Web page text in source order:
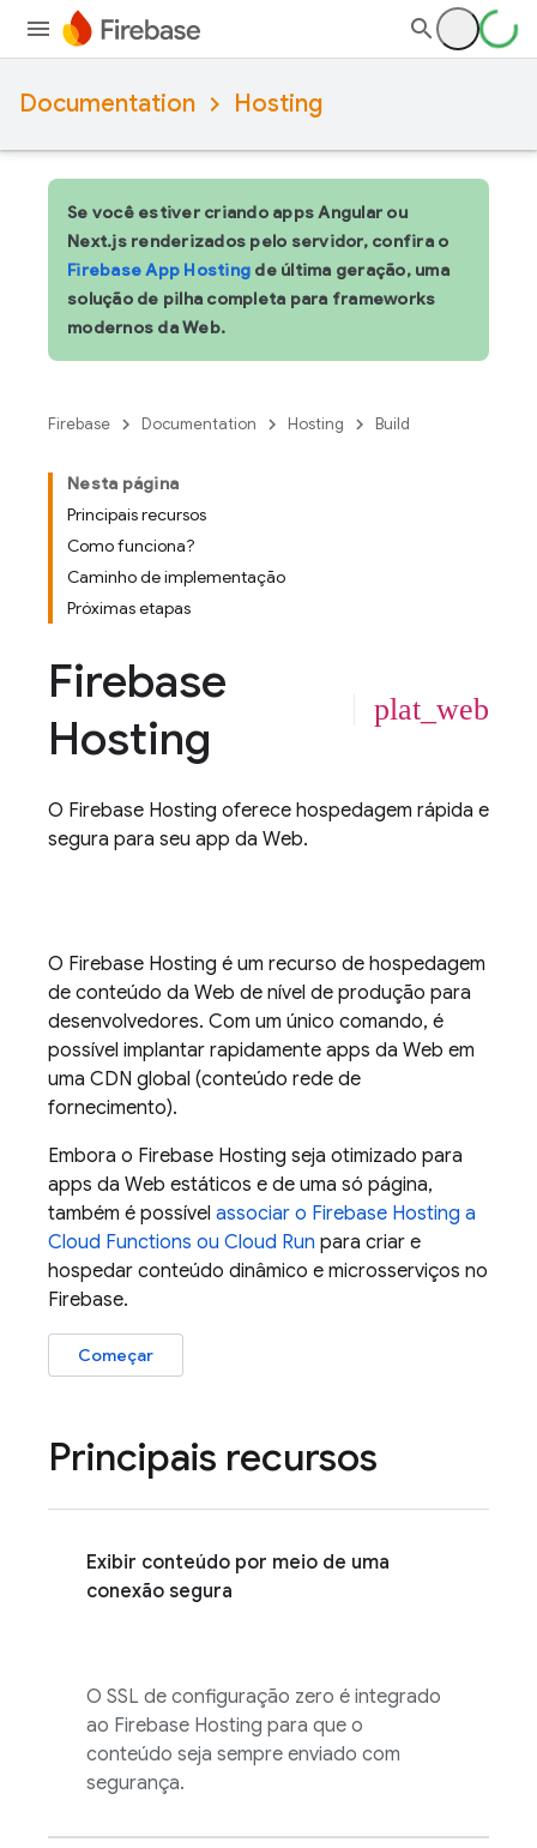
Documentation Hosting
Se você estiver criando apps Angular ou
Next.js renderizados pelo servidor, confira o
Firebase App Hosting de última geração, uma
solução de pilha completa para frameworks
modernos da Web.
Firebase Documentation Hosting Build
Nesta página
Principais recursos
Como funciona?
Caminho de implementação
Próximas etapas
Firebase
Hosting
plat_web
O Firebase Hosting oferece hospedagem rápida e
segura para seu app da Web.
O Firebase Hosting é um recurso de hospedagem
de conteúdo da Web de nível de produção para
desenvolvedores. Com um único comando, é
possível implantar rapidamente apps da Web em
uma CDN global (conteúdo rede de
fornecimento).
Embora o Firebase Hosting seja otimizado para
apps da Web estáticos e de uma só página,
também é possível associar o Firebase Hosting a
Cloud Functions ou Cloud Run para criar e
hospedar conteúdo dinâmico e microsserviços no
Firebase.
Começar
Principais recursos
Exibir conteúdo por meio de uma
conexão segura
O SSL de configuração zero é integrado
ao Firebase Hosting para que o
conteúdo seja sempre enviado com
segurança.